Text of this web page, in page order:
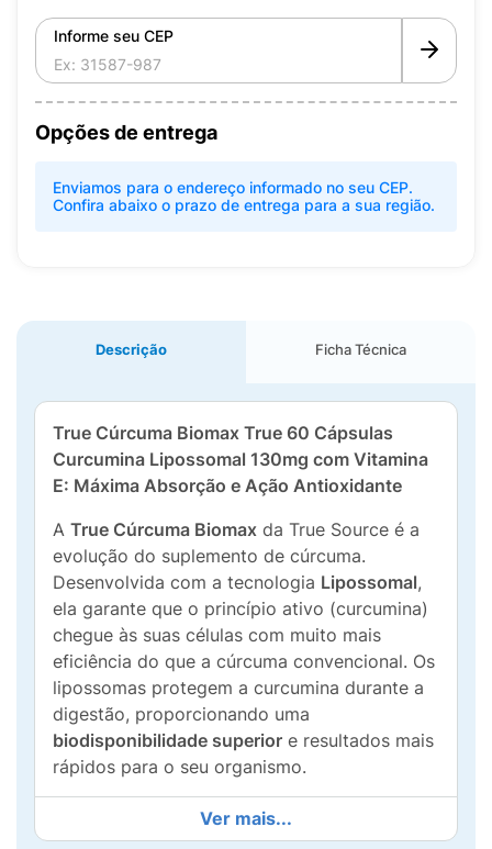
Informe seu CEP
Opções de entrega
Enviamos para o endereço informado no seu CEP.
Confira abaixo o prazo de entrega para a sua região.
Descrição Ficha Técnica
True Cúrcuma Biomax True 60 Cápsulas
Curcumina Lipossomal 130mg com Vitamina
E: Máxima Absorção e Ação Antioxidante
A True Cúrcuma Biomax da True Source é a
evolução do suplemento de cúrcuma.
Desenvolvida com a tecnologia Lipossomal,
ela garante que o princípio ativo (curcumina)
chegue às suas células com muito mais
eficiência do que a cúrcuma convencional. Os
lipossomas protegem a curcumina durante a
digestão, proporcionando uma
biodisponibilidade superior e resultados mais
rápidos para o seu organismo.
Cada cápsula softgel entrega
Curcuminapurificada, aliada a15mg de
Ver mais...